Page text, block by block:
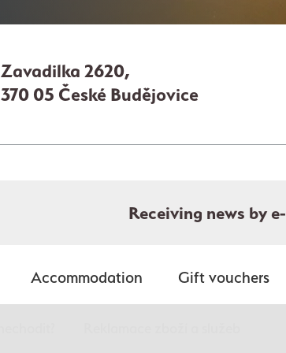
Zavadilka 2620,
370 05 České Budějovice
Receiving news by
Accommodation Gift vouchers